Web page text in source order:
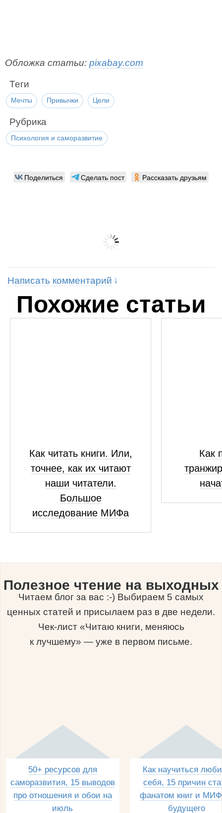
Обложка статьи: pixabay.com
Теги
Мечты Привычки Цели
Рубрика
Психология и саморазвитие
Поделиться Сделать пост Рассказать друзьям
Написать комментарий
Похожие статьи
Как читать книги. Или,
точнее, как их читают
наши читатели.
Большое
исследование МИФа
Как
Полезное чтение на выходных
Читаем блог за вас :-) Выбираем 5 самых
ценных статей и присылаем раз в две недели.
Чек-лист «Читаю книги, меняюсь
к лучшему» — уже в первом письме.
50+ ресурсов для
саморазвития, 15 выводов
про отношения и обои на
июль
Как научиться
себя, 15 причин
фанатом книг и
будущего